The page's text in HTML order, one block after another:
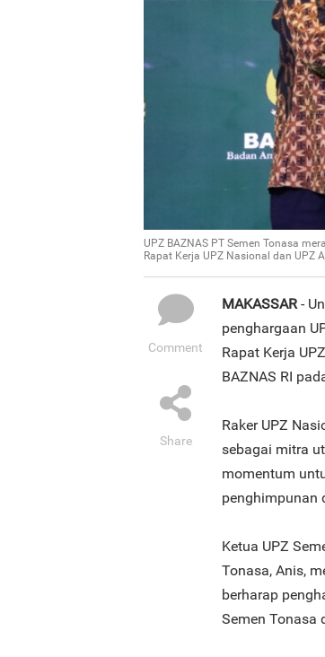
UPZ BAZNAS PT Semen Tonasa
Rapat Kerja UPZ Nasional dan UPZ
Comment
Share
MAKASSAR-
penghargaan
Rapat Kerja
BAZNAS RI
Raker UPZ
sebagai mitra
momentum
penghimpunan
Ketua UPZ
Tonasa, Anis,
berharap
Semen Tonasa